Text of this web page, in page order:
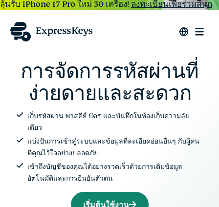
ลุ้นรับ iPhone 17 Pro ใหม่ 30 เครื่อง! ลงทะเบียนเพื่อร่วมสนุก
การจัดการรหัสผ่านที่
ง่ายดายและสะดวก
เก็บรหัสผ่าน พาสคีย์ บัตร และบันทึกในห้องเก็บความลับ
เดียว
แบ่งปันการเข้าสู่ระบบและข้อมูลที่ละเอียดอ่อนอื่นๆ กับผู้คน
ที่คุณไว้ใจอย่างปลอดภัย
เข้าถึงบัญชีของคุณได้อย่างรวดเร็วด้วยการเติมข้อมูล
อัตโนมัติและการยืนยันตัวตน
เริ่มต้นใช้งาน